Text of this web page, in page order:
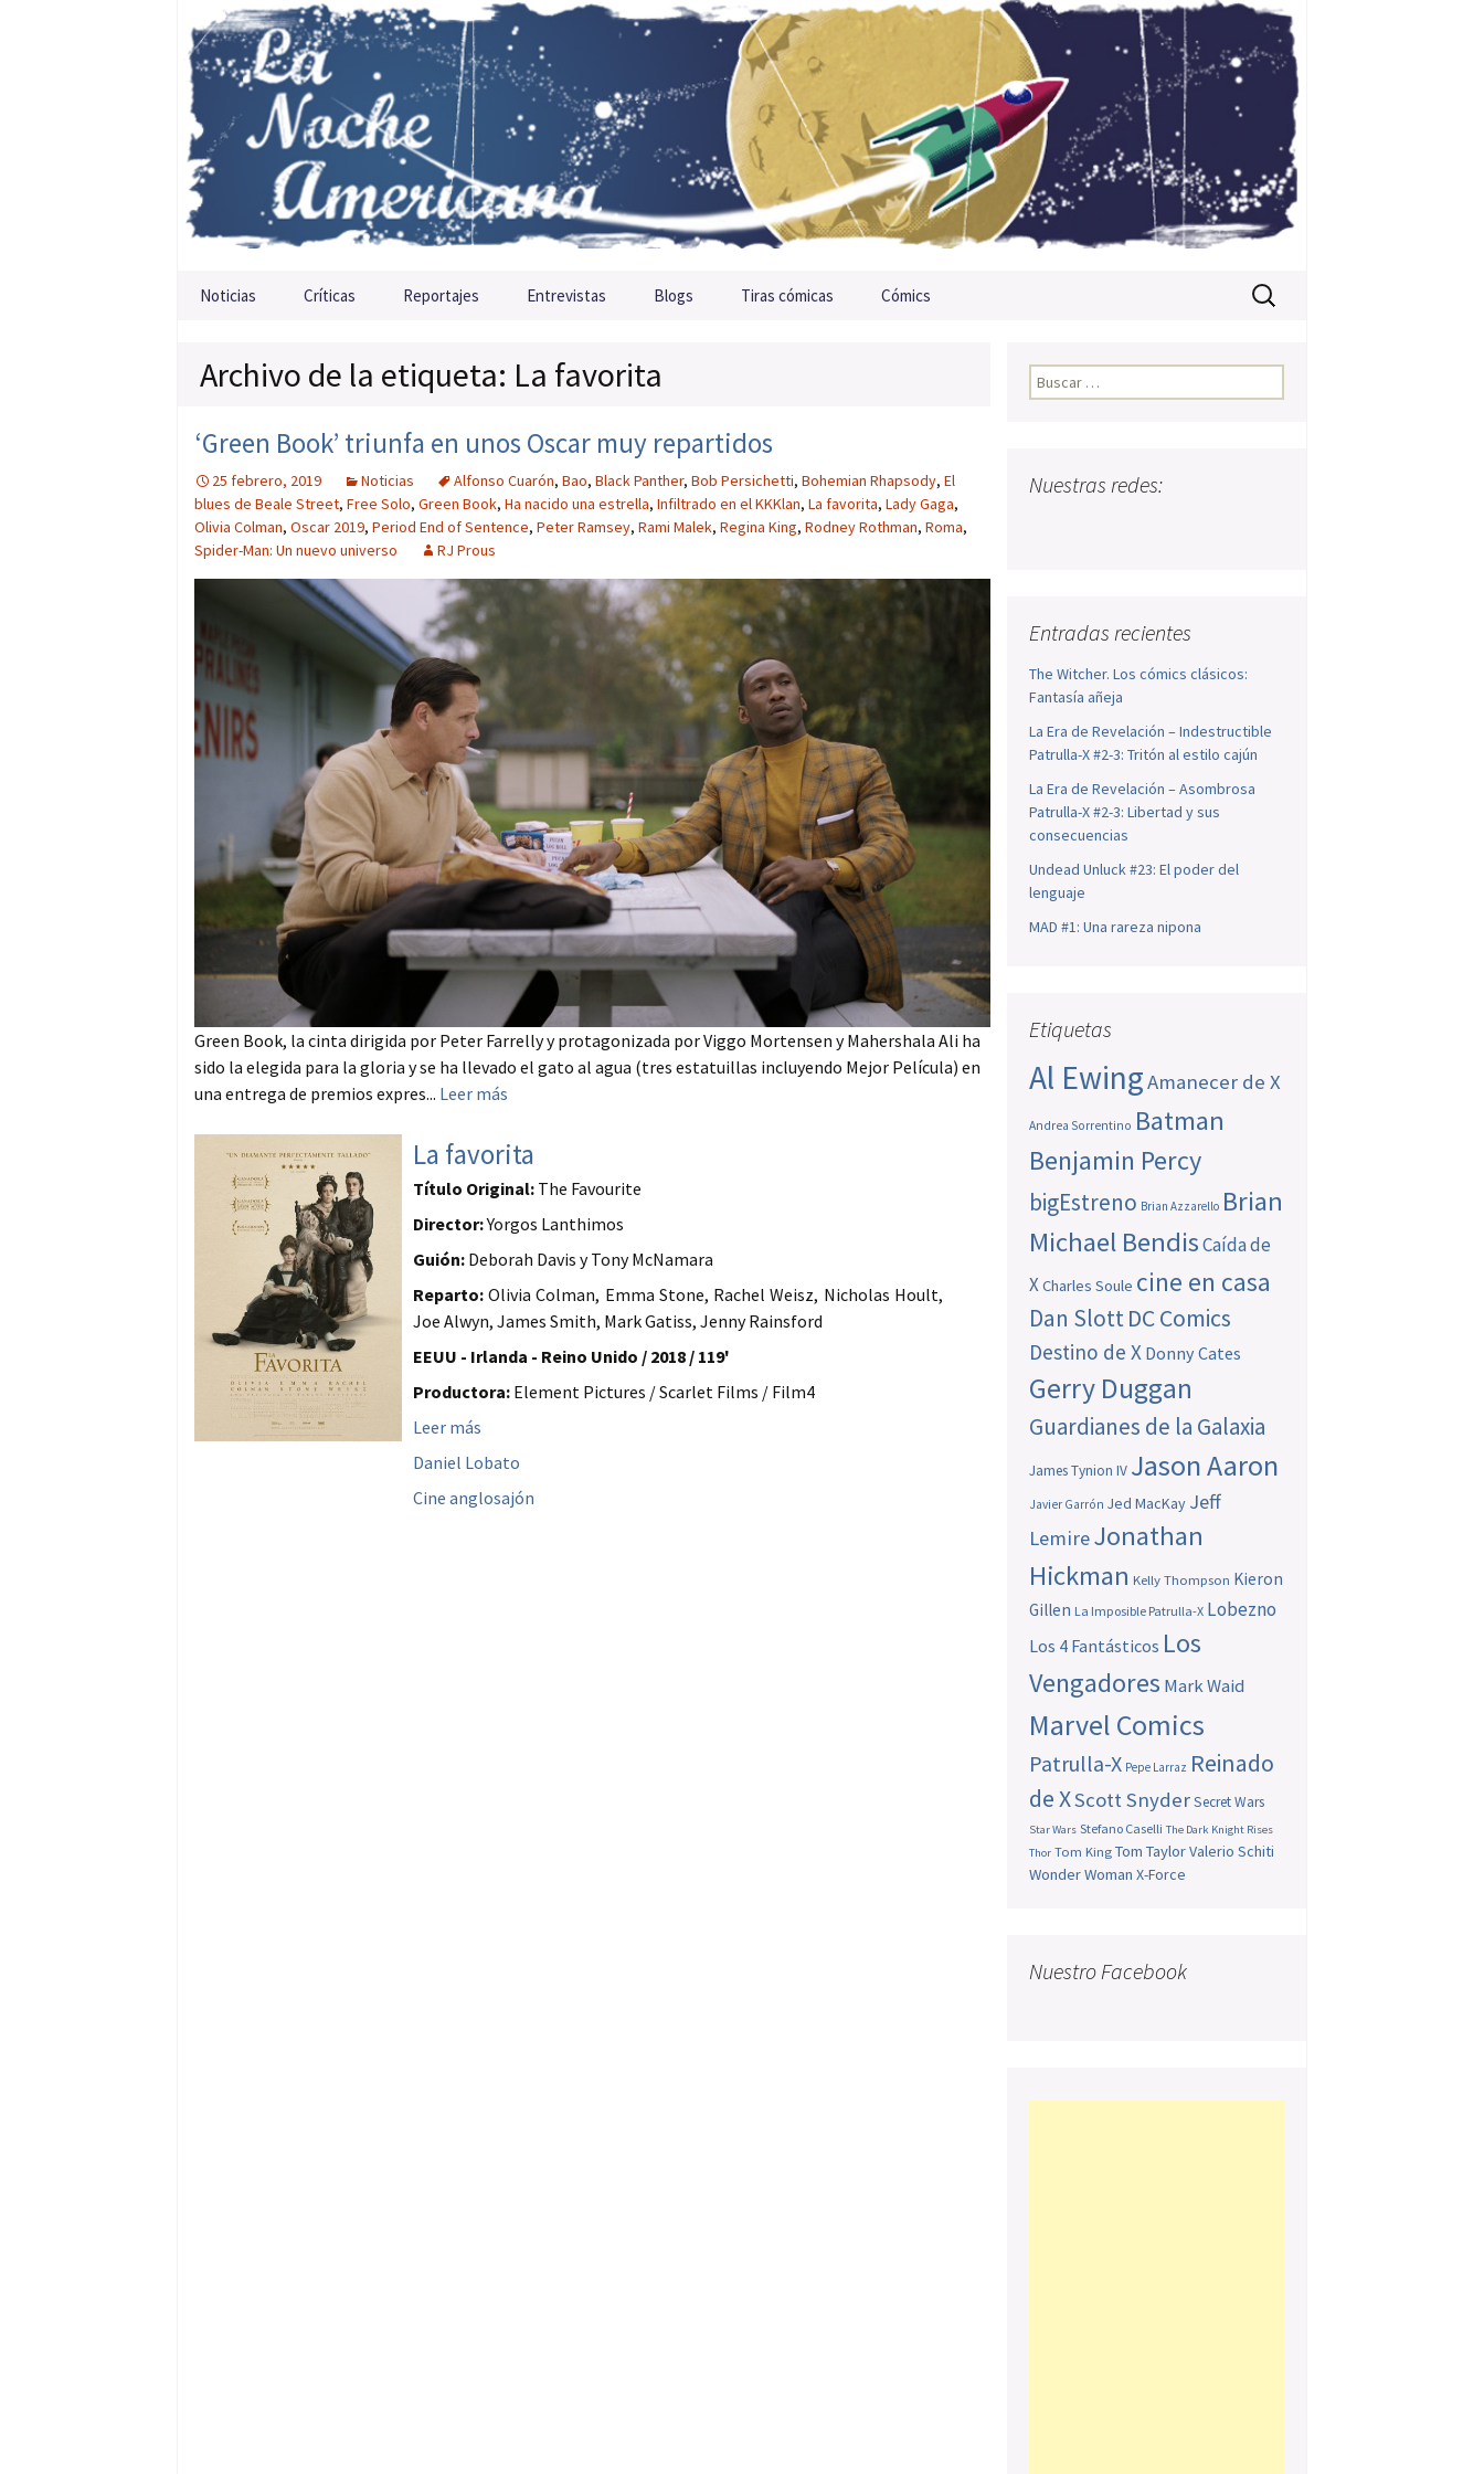
Saltar al contenido
Noticias Críticas Reportajes Entrevistas Blogs Tiras cómicas Cómics Buscar:
Archivo de la etiqueta: La favorita
‘Green Book’ triunfa en unos Oscar muy repartidos
25 febrero, 2019 Noticias Alfonso Cuarón, Bao, Black Panther, Bob Persichetti, Bohemian Rhapsody, El
blues de Beale Street, Free Solo, Green Book, Ha nacido una estrella, Infiltrado en el KKKlan, La favorita, Lady Gaga,
Olivia Colman, Oscar 2019, Period End of Sentence, Peter Ramsey, Rami Malek, Regina King, Rodney Rothman, Roma,
Spider-Man: Un nuevo universo
RJ Prous
Green Book, la cinta dirigida por Peter Farrelly y protagonizada por Viggo Mortensen y Mahershala Ali ha
sido la elegida para la gloria y se ha llevado el gato al agua (tres estatuillas incluyendo Mejor Película) en
una entrega de premios expres... Leer más
La favorita
Título Original: The Favourite
Director:Yorgos Lanthimos
Guión: Deborah Davis y Tony McNamara
Reparto: Olivia Colman, Emma Stone, Rachel Weisz, Nicholas Hoult,
Joe Alwyn, James Smith, Mark Gatiss, Jenny Rainsford
EEUU - Irlanda - Reino Unido / 2018 / 119'
Productora: Element Pictures / Scarlet Films / Film4
Leer más
Daniel Lobato
Cine anglosajón
Buscar:
Nuestras redes:
Entradas recientes
The Witcher. Los cómics clásicos:
Fantasía añeja
La Era de Revelación – Indestructible
Patrulla-X #2-3: Tritón al estilo cajún
La Era de Revelación – Asombrosa
Patrulla-X #2-3: Libertad y sus
consecuencias
Undead Unluck #23: El poder del
lenguaje
MAD #1: Una rareza nipona
Etiquetas
Al EwingAmanecer de X
Andrea Sorrentino Batman
Benjamin Percy
bigEstreno Brian Azzarello Brian
Michael BendisCaída de
XCharles Soule cine en casa
Dan SlottDC Comics
Destino de X Donny Cates
Gerry Duggan
Guardianes de la Galaxia
James Tynion IV Jason Aaron
Javier Garrón Jed MacKay Jeff
LemireJonathan
Hickman Kelly Thompson Kieron
Gillen La Imposible Patrulla-X Lobezno
Los 4 Fantásticos Los
Vengadores Mark Waid
Marvel Comics
Patrulla-X Pepe Larraz Reinado
de XScott SnyderSecret Wars
Star Wars Stefano Caselli The Dark Knight Rises
Thor Tom King Tom TaylorValerio Schiti
Wonder Woman X-Force
Nuestro Facebook